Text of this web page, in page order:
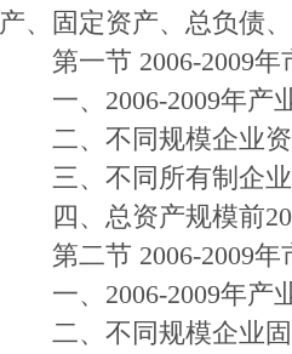
产、固定资产、总负债
第一节 2006-2009年
一、2006-2009年产
二、不同规模企业资
三、不同所有制企业
四、总资产规模前20
第二节 2006-2009年
一、2006-2009年产
二、不同规模企业固